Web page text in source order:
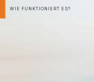
WIE FUNKTIONIERT ES?